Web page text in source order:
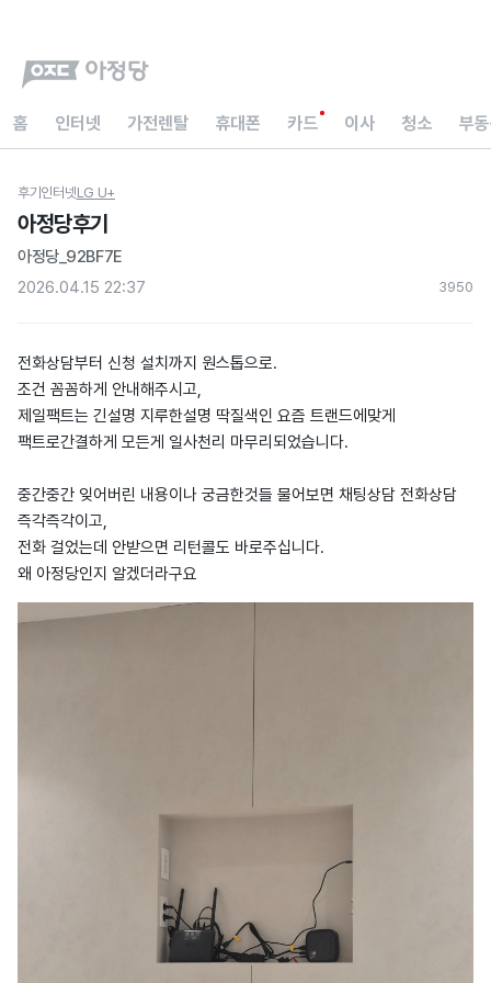
홈 인터넷 가전렌탈 휴대폰 카드 이사 청소 부
후기 인터넷LG U+
아정당후기
아정당_92BF7E
2026.04.15 22:37
3950
전화상담부터 신청 설치까지 원스톱으로.
조건 꼼꼼하게 안내해주시고,
제일팩트는 긴설명 지루한설명 딱질색인 요즘 트랜드에맞게
팩트로간결하게 모든게 일사천리 마무리되었습니다.
중간중간 잊어버린 내용이나 궁금한것들 물어보면 채팅상담 전화상담
즉각즉각이고,
전화 걸었는데 안받으면 리턴콜도 바로주십니다.
왜 아정당인지 알겠더라구요